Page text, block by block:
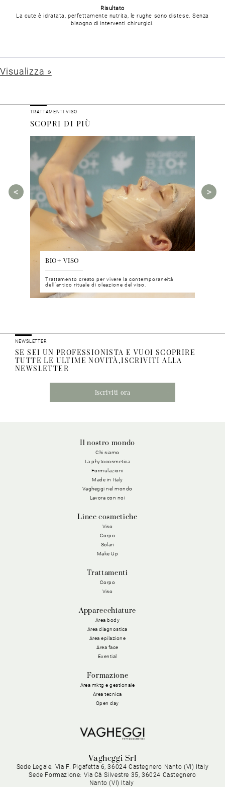
Risultato
La cute è idratata, perfettamente nutrita, le rughe sono distese. Senza
bisogno di interventi chirurgici.
Visualizza »
TRATTAMENTI VISO
SCOPRI DI PIÙ
BIO+ VISO
Trattamento creato per vivere la contemporaneità
dell’antico rituale di oleazione del viso.
NEWSLETTER
SE SEI UN PROFESSIONISTA E VUOI SCOPRIRE
TUTTE LE ULTIME NOVITÀ,ISCRIVITI ALLA
NEWSLETTER
Iscriviti ora
Il nostro mondo
Chi siamo
La phytocosmetica
Formulazioni
Made in Italy
Vagheggi nel mondo
Lavora con noi
Linee cosmetiche
Viso
Corpo
Solari
Make Up
Trattamenti
Corpo
Viso
Apparecchiature
Area body
Area diagnostica
Area epilazione
Area face
Exential
Formazione
Area mktg e gestionale
Area tecnica
Open day
Vagheggi Srl
Sede Legale: Via F. Pigafetta 6, 36024 Castegnero Nanto (VI) Italy
Sede Formazione: Via Cà Silvestre 35, 36024 Castegnero
Nanto (VI) Italy